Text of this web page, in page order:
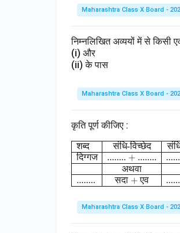
erli
ne
{ता
जी}
Maharashtra Class X Board -
निम्नलिखित अव्ययों में से किसी
(i) और
(ii) के पास
Maharashtra Class X Board -
कृति पूर्ण कीजिए :
शब्द
दिग्गज
........
संधि-विच्छेद
........ + ........
अथवा
सदा +एव
Maharashtra Class X Board -